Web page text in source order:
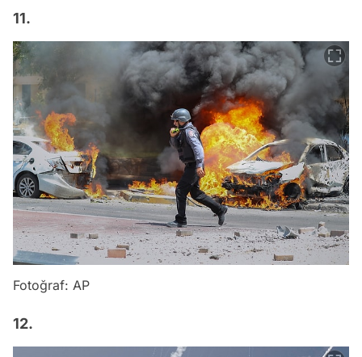
11.
Fotoğraf: AP
12.